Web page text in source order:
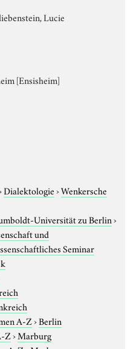
Lucie
[Ensisheim]
Dialektologie›Wenkersche
Universität zu Berlin›
und
Seminar
A-Z›Berlin
Z›Marburg